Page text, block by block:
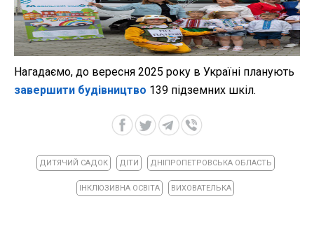
Нагадаємо, до вересня 2025 року в Україні планують
завершити будівництво 139 підземних шкіл.
ДИТЯЧИЙ САДОК ДІТИ ДНІПРОПЕТРОВСЬКА ОБЛАСТЬ
ІНКЛЮЗИВНА ОСВІТА ВИХОВАТЕЛЬКА